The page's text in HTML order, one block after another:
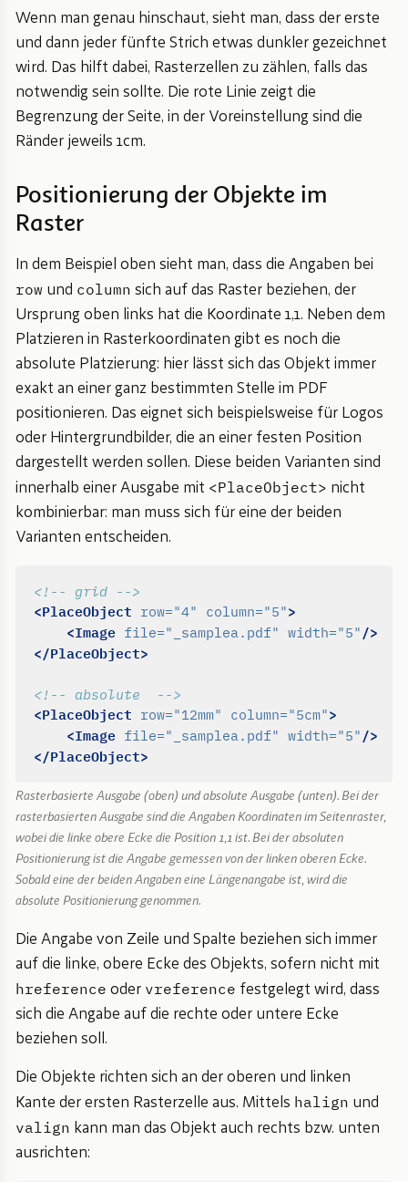
Wenn man genau hinschaut, sieht man, dass der erste
und dann jeder fünfte Strich etwas dunkler gezeichnet
wird. Das hilft dabei, Rasterzellen zu zählen, falls das
notwendig sein sollte. Die rote Linie zeigt die
Begrenzung der Seite, in der Voreinstellung sind die
Ränder jeweils 1cm.
Positionierung der Objekte im
Raster
In dem Beispiel oben sieht man, dass die Angaben bei
row und column sich auf das Raster beziehen, der
Ursprung oben links hat die Koordinate 1,1. Neben dem
Platzieren in Rasterkoordinaten gibt es noch die
absolute Platzierung: hier lässt sich das Objekt immer
exakt an einer ganz bestimmten Stelle im PDF
positionieren. Das eignet sich beispielsweise für Logos
oder Hintergrundbilder, die an einer festen Position
dargestellt werden sollen. Diese beiden Varianten sind
innerhalb einer Ausgabe mit <PlaceObject> nicht
kombinierbar: man muss sich für eine der beiden
Varianten entscheiden.
<!-- grid -->
<PlaceObject row="4" column="5">
<Image file="_samplea.pdf" width="5"/>
</PlaceObject>
<!-- absolute  -->
<PlaceObject row="12mm" column="5cm">
<Image file="_samplea.pdf" width="5"/>
</PlaceObject>
Rasterbasierte Ausgabe (oben) und absolute Ausgabe (unten). Bei der
rasterbasierten Ausgabe sind die Angaben Koordinaten im Seitenraster,
wobei die linke obere Ecke die Position 1,1 ist. Bei der absoluten
Positionierung ist die Angabe gemessen von der linken oberen Ecke.
Sobald eine der beiden Angaben eine Längenangabe ist, wird die
absolute Positionierung genommen.
Die Angabe von Zeile und Spalte beziehen sich immer
auf die linke, obere Ecke des Objekts, sofern nicht mit
hreference oder vreference festgelegt wird, dass
sich die Angabe auf die rechte oder untere Ecke
beziehen soll.
Die Objekte richten sich an der oberen und linken
Kante der ersten Rasterzelle aus. Mittels halign und
valign kann man das Objekt auch rechts bzw. unten
ausrichten: